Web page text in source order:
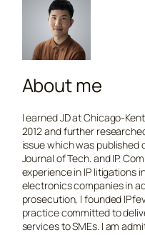
About me
I earned JD at Chicago-
2012 and further
issue which was published
Journal of Tech. and IP.
experience in IP litigations
electronics companies in
prosecution, I founded
practice committed to
services to SMEs. I am